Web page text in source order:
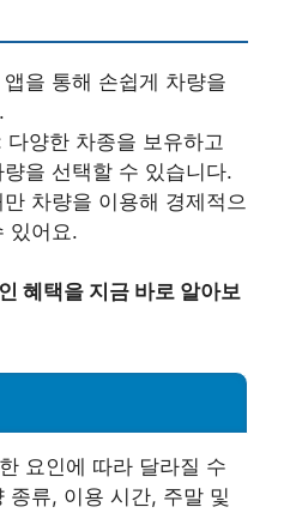
을 통해 손쉽게 차량을
다양한 차종을 보유하고
을 선택할 수 있습니다.
차량을 이용해 경제적으
있어요.
혜택을 지금 바로 알아보
요인에 따라 달라질 수
종류, 이용 시간, 주말 및